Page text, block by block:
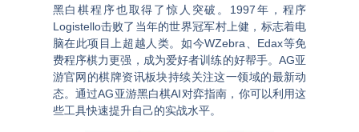
黑白棋程序也取得了惊人突破。1997年，程序
Logistello击败了当年的世界冠军村上健，标志着电
脑在此项目上超越人类。如今WZebra、Edax等免
费程序棋力更强，成为爱好者训练的好帮手。AG亚
游官网的棋牌资讯板块持续关注这一领域的最新动
态。通过AG亚游黑白棋AI对弈指南 ，你可以利用这
些工具快速提升自己的实战水平。